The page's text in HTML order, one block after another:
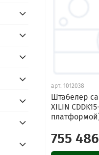
арт.1012038
Штабелер
XILIN
755